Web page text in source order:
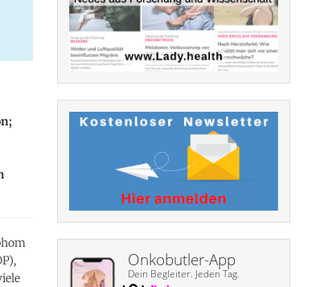
Onkobutler-App
Dein Begleiter. Jeden Tag.